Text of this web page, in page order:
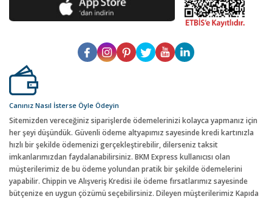
Canınız Nasıl İsterse Öyle Ödeyin
Sitemizden vereceğiniz siparişlerde ödemelerinizi kolayca yapmanız için
her şeyi düşündük. Güvenli ödeme altyapımız sayesinde kredi kartınızla
hızlı bir şekilde ödemenizi gerçekleştirebilir, dilerseniz taksit
imkanlarımızdan faydalanabilirsiniz. BKM Express kullanıcısı olan
müşterilerimiz de bu ödeme yolundan pratik bir şekilde ödemelerini
yapabilir. Chippin ve Alışveriş Kredisi ile ödeme fırsatlarımız sayesinde
bütçenize en uygun çözümü seçebilirsiniz. Dileyen müşterilerimiz Kapıda